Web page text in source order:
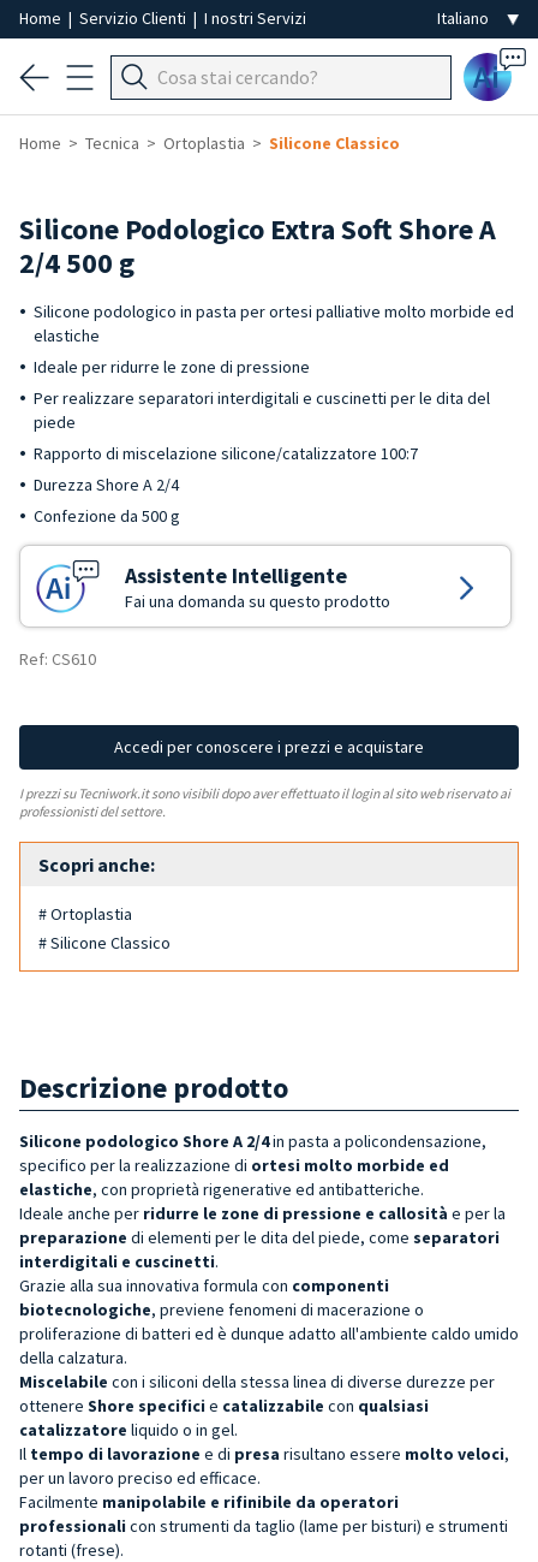
Home | Servizio Clienti | I nostri Servizi
Ai
Home Tecnica Ortoplastia Silicone Classico
Silicone Podologico Extra Soft Shore A
2/4 500 g
Silicone podologico in pasta per ortesi palliative molto morbide ed
elastiche
Ideale per ridurre le zone di pressione
Per realizzare separatori interdigitali e cuscinetti per le dita del
piede
Rapporto di miscelazione silicone/catalizzatore 100:7
Durezza Shore A 2/4
Confezione da 500 g
Assistente Intelligente
Fai una domanda su questo prodotto
Ref: CS610
Accedi per conoscere i prezzi e acquistare
I prezzi su Tecniwork.it sono visibili dopo aver effettuato il login al sito web riservato ai
professionisti del settore.
Scopri anche:
# Ortoplastia
# Silicone Classico
Descrizione prodotto
Silicone podologico Shore A 2/4in pasta a policondensazione,
specifico per la realizzazione di ortesi molto morbide ed
elastiche, con proprietà rigenerative ed antibatteriche.
Ideale anche per ridurre le zone di pressione e callosità e per la
preparazione di elementi per le dita del piede, come separatori
interdigitali e cuscinetti.
Grazie alla sua innovativa formula con componenti
biotecnologiche, previene fenomeni di macerazione o
proliferazione di batteri ed è dunque adatto all'ambiente caldo umido
della calzatura.
Miscelabile con i siliconi della stessa linea di diverse durezze per
ottenere Shore specifici e catalizzabile con qualsiasi
catalizzatore liquido o in gel.
Il tempo di lavorazione e di presa risultano essere molto veloci,
per un lavoro preciso ed efficace.
Facilmente manipolabile e rifinibile da operatori
professionali con strumenti da taglio (lame per bisturi) e strumenti
rotanti (frese).